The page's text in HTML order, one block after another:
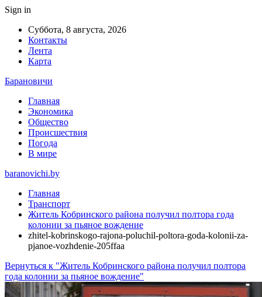
Sign in
Суббота, 8 августа, 2026
Контакты
Лента
Карта
Барановичи
Главная
Экономика
Общество
Происшествия
Погода
В мире
baranovichi.by
Главная
Транспорт
Житель Кобринского района получил полтора года
колонии за пьяное вождение
zhitel-kobrinskogo-rajona-poluchil-poltora-goda-kolonii-za-
pjanoe-vozhdenie-205ffaa
Вернуться к "Житель Кобринского района получил полтора
года колонии за пьяное вождение"